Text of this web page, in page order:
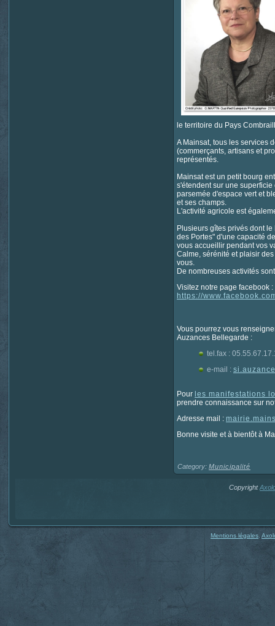
le territoire du Pays
A Mainsat, tous les services
(commerçants, artisans et
représentés.
Mainsat est un petit bourg
s'étendent sur une
parsemée d'espace vert et
et ses champs.
L'activité agricole est
Plusieurs gîtes privés dont
des Portes" d'une capacité
vous accueillir pendant vos
Calme, sérénité et plaisir
vous.
De nombreuses activités
Visitez notre page facebook :
https://
Vous pourrez vous
Auzances Bellegarde :
tel.fax :
e-mail :
Pour les manifestations
prendre connaissance sur
Adresse mail :
Bonne visite et à bientôt à
Category: Municipalité
Copyright
Mentions légales